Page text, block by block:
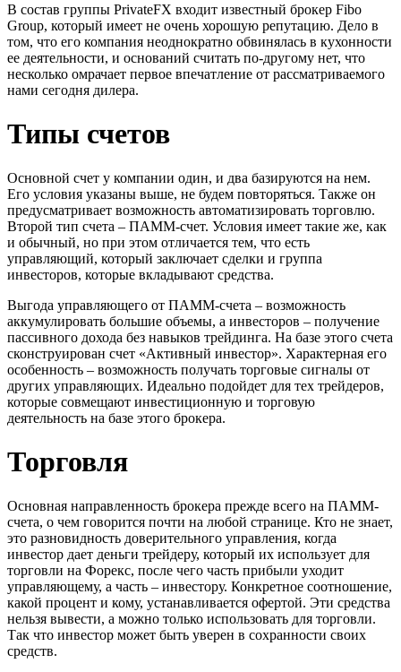
В состав группы PrivateFX входит известный брокер Fibo
Group, который имеет не очень хорошую репутацию. Дело в
том, что его компания неоднократно обвинялась в кухонности
ее деятельности, и оснований считать по-другому нет, что
несколько омрачает первое впечатление от рассматриваемого
нами сегодня дилера.
Типы счетов
Основной счет у компании один, и два базируются на нем.
Его условия указаны выше, не будем повторяться. Также он
предусматривает возможность автоматизировать торговлю.
Второй тип счета – ПАММ-счет. Условия имеет такие же, как
и обычный, но при этом отличается тем, что есть
управляющий, который заключает сделки и группа
инвесторов, которые вкладывают средства.
Выгода управляющего от ПАММ-счета – возможность
аккумулировать большие объемы, а инвесторов – получение
пассивного дохода без навыков трейдинга. На базе этого счета
сконструирован счет «Активный инвестор». Характерная его
особенность – возможность получать торговые сигналы от
других управляющих. Идеально подойдет для тех трейдеров,
которые совмещают инвестиционную и торговую
деятельность на базе этого брокера.
Торговля
Основная направленность брокера прежде всего на ПАММ-
счета, о чем говорится почти на любой странице. Кто не знает,
это разновидность доверительного управления, когда
инвестор дает деньги трейдеру, который их использует для
торговли на Форекс, после чего часть прибыли уходит
управляющему, а часть – инвестору. Конкретное соотношение,
какой процент и кому, устанавливается офертой. Эти средства
нельзя вывести, а можно только использовать для торговли.
Так что инвестор может быть уверен в сохранности своих
средств.